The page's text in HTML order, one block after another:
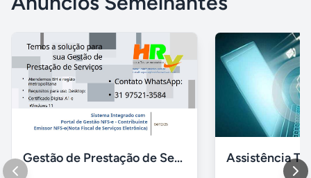
Gestão de Prestação de Serviços NFS-e Emissor Nacional